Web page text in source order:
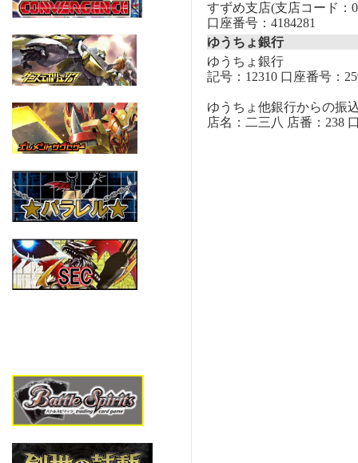
すずめ支店(支店コード：
口座番号：4184281
ゆうちょ銀行
ゆうちょ銀行
記号：12310 口座番号：
ゆうちょ他銀行からの振
店名：二三八 店番：238